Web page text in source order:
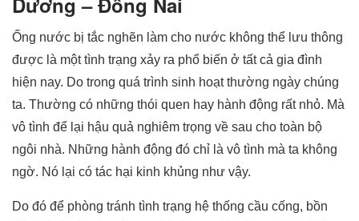
Ống nước bị tắc nghẽn làm cho nước không thể lưu thông
được là một tình trạng xảy ra phổ biến ở tất cả gia đình
hiện nay. Do trong quá trình sinh hoạt thường ngày chúng
ta. Thường có những thói quen hay hành động rất nhỏ. Mà
vô tình để lại hậu quả nghiêm trọng về sau cho toàn bộ
ngôi nhà. Những hành động đó chỉ là vô tình mà ta không
ngờ. Nó lại có tác hại kinh khủng như vậy.
Do đó để phòng tránh tình trạng hệ thống cầu cống, bồn